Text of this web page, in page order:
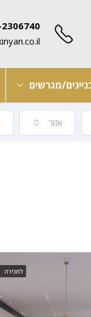
מגרשים
אזור
למכירה